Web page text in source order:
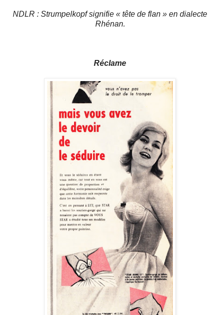
NDLR : Strumpelkopf signifie « tête de flan » en dialecte
Rhénan.
Réclame